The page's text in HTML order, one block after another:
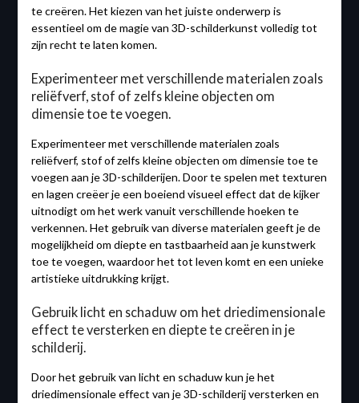
te creëren. Het kiezen van het juiste onderwerp is
essentieel om de magie van 3D-schilderkunst volledig tot
zijn recht te laten komen.
Experimenteer met verschillende materialen zoals
reliëfverf, stof of zelfs kleine objecten om
dimensie toe te voegen.
Experimenteer met verschillende materialen zoals
reliëfverf, stof of zelfs kleine objecten om dimensie toe te
voegen aan je 3D-schilderijen. Door te spelen met texturen
en lagen creëer je een boeiend visueel effect dat de kijker
uitnodigt om het werk vanuit verschillende hoeken te
verkennen. Het gebruik van diverse materialen geeft je de
mogelijkheid om diepte en tastbaarheid aan je kunstwerk
toe te voegen, waardoor het tot leven komt en een unieke
artistieke uitdrukking krijgt.
Gebruik licht en schaduw om het driedimensionale
effect te versterken en diepte te creëren in je
schilderij.
Door het gebruik van licht en schaduw kun je het
driedimensionale effect van je 3D-schilderij versterken en